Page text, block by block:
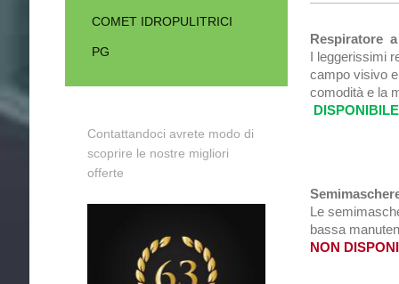
Respiratore a
I leggerissimi
campo visivo
comodità e la
DISPONIBILE
Le
bassa
NON
COMET IDROPULITRICI
PG
Contattandoci avrete modo di
scoprire le nostre migliori
offerte